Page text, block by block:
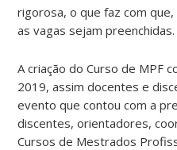
rigorosa, o que faz com
as vagas sejam preenchidas.
A criação do Curso de MPF
2019, assim docentes e
evento que contou com a
discentes, orientadores,
Cursos de Mestrados